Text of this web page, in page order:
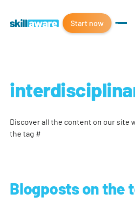
Start now
Discover all the content on our site
the tag #
Blogposts on the